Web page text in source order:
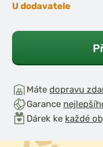
U dodavatele
Máte dopravu
Garance
Dárek ke každé